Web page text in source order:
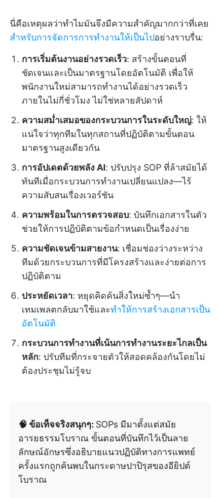
นี่คือเหตุผลว่าทำไมมันจึงมีความสำคัญมากกว่าที่เคย
สำหรับการจัดการการทำงานให้เป็นไปอย่างราบรื่น:
การเริ่มต้นงานอย่างรวดเร็ว: สร้างขั้นตอนที่
ชัดเจนและเป็นมาตรฐานโดยอัตโนมัติ เพื่อให้
พนักงานใหม่สามารถทำงานได้อย่างรวดเร็ว
ภายในไม่กี่ชั่วโมง ไม่ใช่หลายสัปดาห์
ความสม่ำเสมอของกระบวนการในระดับใหญ่: ให้
แน่ใจว่าทุกทีมในทุกสถานที่ปฏิบัติตามขั้นตอน
มาตรฐานสูงเดียวกัน
การอัปเดตด้วยพลัง AI: ปรับปรุง SOP ที่ล้าสมัยได้
ทันทีเมื่อกระบวนการทำงานเปลี่ยนแปลง—ไร้
ความสับสนเรื่องเวอร์ชัน
ความพร้อมในการตรวจสอบ: บันทึกเอกสารในตัว
ช่วยให้การปฏิบัติตามข้อกำหนดเป็นเรื่องง่าย
ความชัดเจนข้ามสายงาน: เชื่อมช่องว่างระหว่าง
ทีมด้วยกระบวนการที่มีโครงสร้างและง่ายต่อการ
ปฏิบัติตาม
ประหยัดเวลา: หยุดคิดค้นสิ่งใหม่ซ้ำๆ—นำ
เทมเพลตกลับมาใช้และทำให้การสร้างเอกสารเป็น
อัตโนมัติ
กระบวนการทำงานที่เน้นการทำงานระยะไกลเป็น
หลัก: ปรับทีมที่กระจายตัวให้สอดคล้องกันโดยไม่
ต้องประชุมไม่รู้จบ
🧠 ข้อเท็จจริงสนุกๆ: SOPs มีมาตั้งแต่สมัย
อารยธรรมโบราณ ขั้นตอนที่บันทึกไว้เป็นลาย
ลักษณ์อักษรซึ่งอธิบายแนวปฏิบัติทางการแพทย์
ครั้งแรกถูกค้นพบในกระดาษปาปิรุสของอียิปต์
โบราณ